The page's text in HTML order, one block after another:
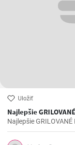
Uložiť
Najlepšie
Najlepšie